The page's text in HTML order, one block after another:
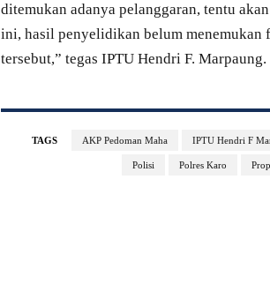
ditemukan adanya pelanggaran, tentu
ini, hasil penyelidikan belum menemukan
tersebut,” tegas IPTU Hendri F.
TAGS AKP Pedoman Maha IPTU Hendri F
Polisi Polres Karo